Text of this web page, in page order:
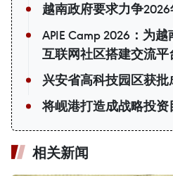
越南政府要求力争
APIE Camp 2026：为
互联网社区搭建交流平
兴安省高科技园区获批
将岘港打造成战略投资
相关新闻